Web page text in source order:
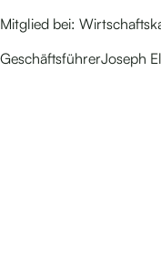
Mitglied bei:
GeschäftsführerJoseph